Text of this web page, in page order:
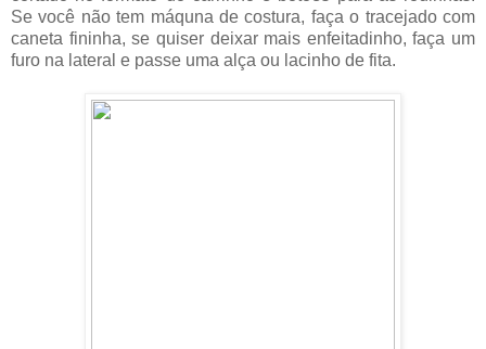
Se você não tem máquna de costura, faça o tracejado com
caneta fininha, se quiser deixar mais enfeitadinho, faça um
furo na lateral e passe uma alça ou lacinho de fita.